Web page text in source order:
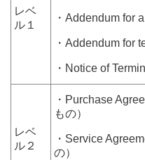
レベ
ル１
・Addendum for
・Addendum for
・Notice of
レベ
ル２
・Purchase
もの）
・Service
の）